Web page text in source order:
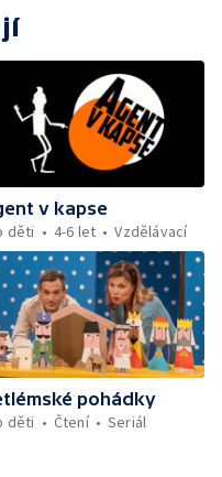
v kapse
děti
4-6 let Vzdělávací
pohádky
děti
Čtení Seriál